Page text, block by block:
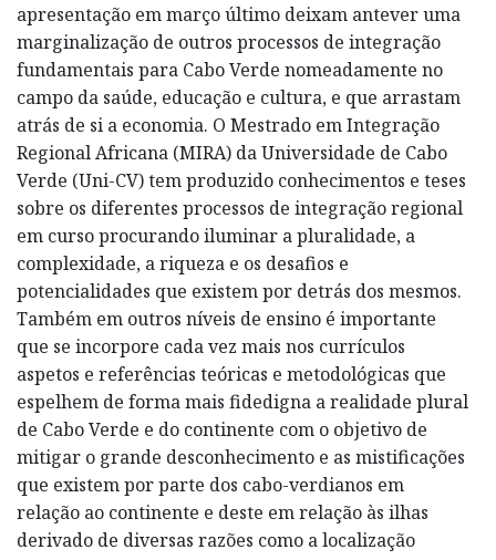
apresentação em março último deixam antever uma
marginalização de outros processos de integração
fundamentais para Cabo Verde nomeadamente no
campo da saúde, educação e cultura, e que arrastam
atrás de si a economia. O Mestrado em Integração
Regional Africana (MIRA) da Universidade de Cabo
Verde (Uni-CV) tem produzido conhecimentos e teses
sobre os diferentes processos de integração regional
em curso procurando iluminar a pluralidade, a
complexidade, a riqueza e os desafios e
potencialidades que existem por detrás dos mesmos.
Também em outros níveis de ensino é importante
que se incorpore cada vez mais nos currículos
aspetos e referências teóricas e metodológicas que
espelhem de forma mais fidedigna a realidade plural
de Cabo Verde e do continente com o objetivo de
mitigar o grande desconhecimento e as mistificações
que existem por parte dos cabo-verdianos em
relação ao continente e deste em relação às ilhas
derivado de diversas razões como a localização